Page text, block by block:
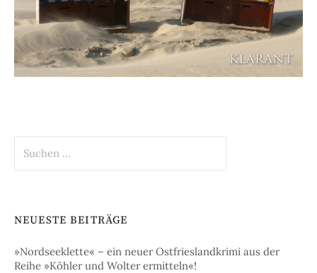
nach:
NEUESTE BEITRÄGE
»Nordseeklette« – ein neuer Ostfrieslandkrimi aus der
Reihe »Köhler und Wolter ermitteln«!